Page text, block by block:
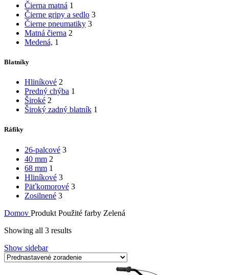
Čierna matná 1
Čierne gripy a sedlo 3
Čierne pneumatiky 3
Matná čierna 2
Medená, 1
Blatníky
Hliníkové 2
Predný chýba 1
Široké 2
Široký zadný blatník 1
Ráfiky
26-palcové 3
40 mm 2
68 mm 1
Hliníkové 3
Päťkomorové 3
Zosilnené 3
Domov Produkt Použité farby Zelená
Showing all 3 results
Show sidebar